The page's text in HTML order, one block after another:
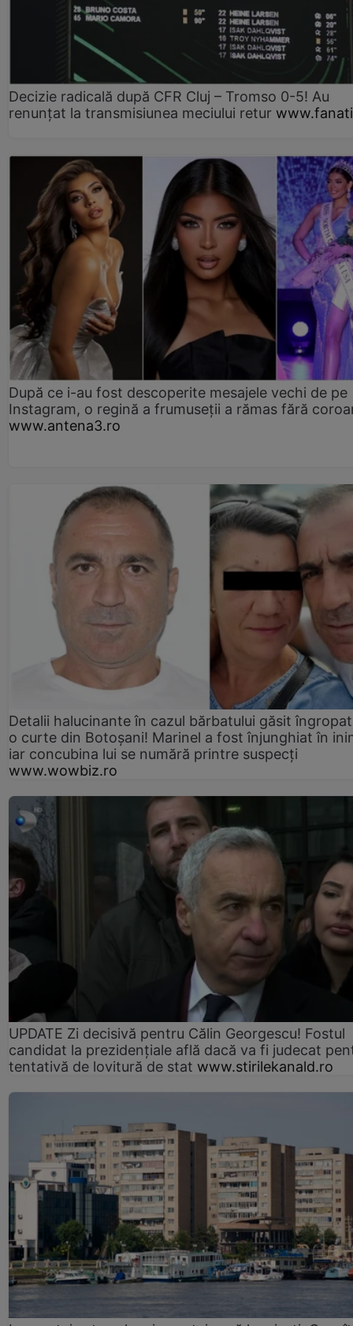
Decizie radicală după CFR Cluj – Tromso 0-5! Au
renunțat la transmisiunea meciului retur
După ce i-au fost descoperite mesajele vechi de pe
Instagram, o regină a frumuseții a rămas fără
www.antena3.ro
Detalii halucinante în cazul bărbatului găsit
o curte din Botoșani! Marinel a fost înjunghiat în
iar concubina lui se numără printre suspecți
www.wowbiz.ro
UPDATE Zi decisivă pentru Călin Georgescu! Fostul
candidat la prezidențiale află dacă va fi judecat
tentativă de lovitură de stat www.stirilekanald.ro